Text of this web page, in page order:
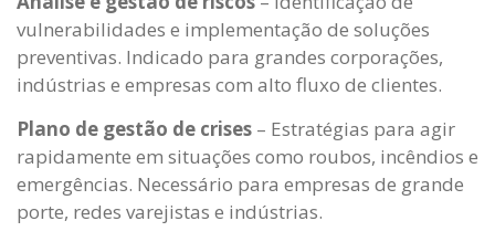
vulnerabilidades e implementação de soluções
preventivas. Indicado para grandes corporações,
indústrias e empresas com alto fluxo de clientes.
Plano de gestão de crises – Estratégias para agir
rapidamente em situações como roubos, incêndios e
emergências. Necessário para empresas de grande
porte, redes varejistas e indústrias.